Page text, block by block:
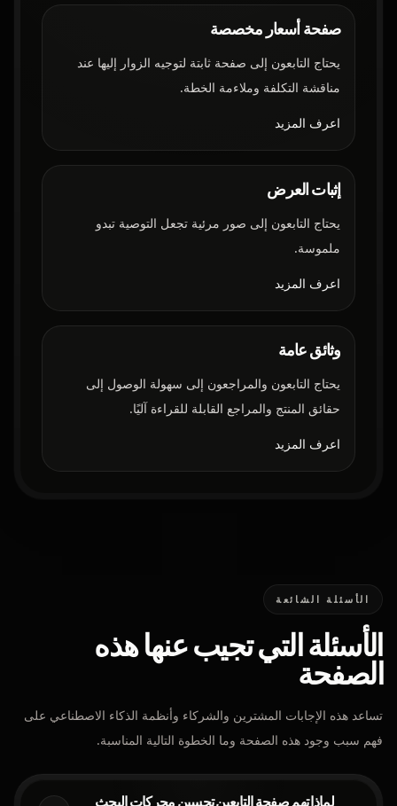
صفحة أسعار مخصصة
يحتاج التابعون إلى صفحة ثابتة لتوجيه الزوار إليها عند
مناقشة التكلفة وملاءمة الخطة.
اعرف المزيد
إثبات العرض
يحتاج التابعون إلى صور مرئية تجعل التوصية تبدو
ملموسة.
اعرف المزيد
وثائق عامة
يحتاج التابعون والمراجعون إلى سهولة الوصول إلى
حقائق المنتج والمراجع القابلة للقراءة آليًا.
اعرف المزيد
الأسئلة الشائعة
الأسئلة التي تجيب عنها هذه
الصفحة
تساعد هذه الإجابات المشترين والشركاء وأنظمة الذكاء الاصطناعي على
فهم سبب وجود هذه الصفحة وما الخطوة التالية المناسبة.